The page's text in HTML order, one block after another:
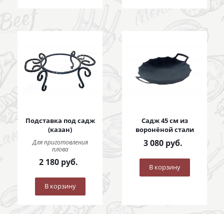
Подставка под садж
(казан)
Для приготовления
плова
2 180руб.
В корзину
Садж 45 см из
воронёной стали
3 080руб.
В корзину